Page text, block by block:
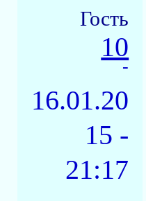
Гость
10
-
16.01.20
15 -
21:17